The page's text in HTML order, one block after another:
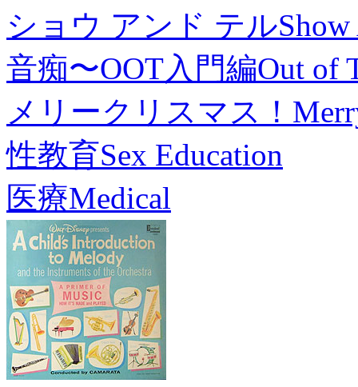
ショウ アンド テル
音痴〜OOT入門編Out of
メリークリスマス！
性教育Sex Education
医療Medical